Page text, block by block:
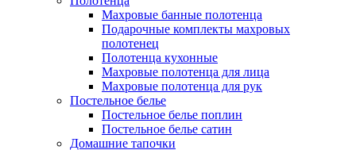
Махровые банные полотенца
Подарочные комплекты махровых
полотенец
Полотенца кухонные
Махровые полотенца для лица
Махровые полотенца для рук
Постельное белье
Постельное белье поплин
Постельное белье сатин
Домашние тапочки